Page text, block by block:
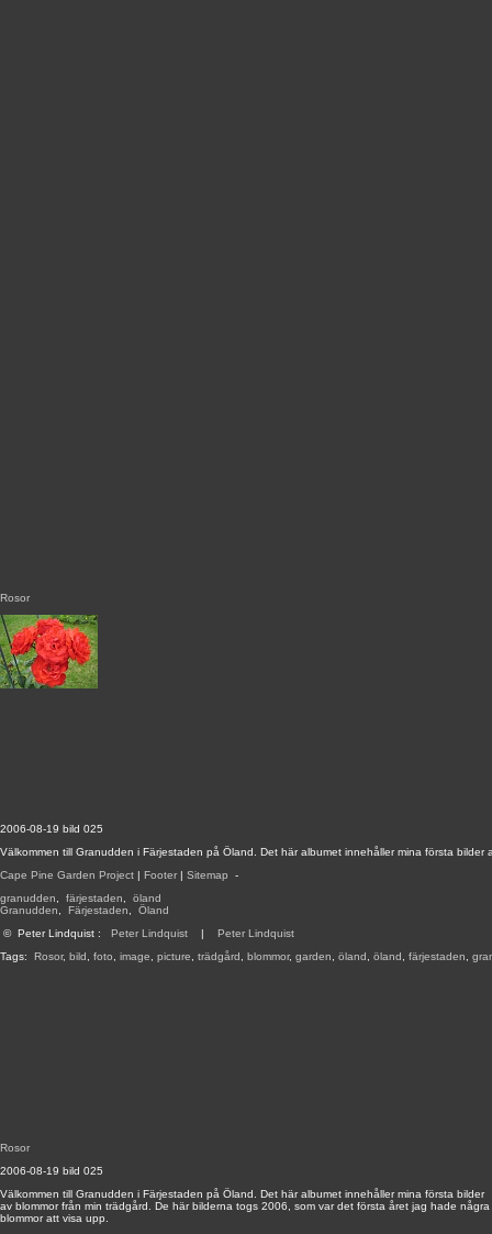
2006-08-19 bild 025
Välkommen till Granudden i Färjestaden på Öland. Det här albumet innehåller mina första
Cape Pine Garden Project | Footer | Sitemap -
granudden
färjestaden
öland
Granudden
Färjestaden
Öland
© Peter Lindquist : Peter Lindquist | Peter Lindquist
Tags: Rosor, bild foto image picture trädgård blommor, garden öland öland färjestaden
Rosor
Rosor
2006-08-19 bild 025
Välkommen till Granudden i Färjestaden på Öland. Det här albumet innehåller mina första bilder
av blommor från min trädgård. De här bilderna togs 2006, som var det första året jag hade några
blommor att visa upp.